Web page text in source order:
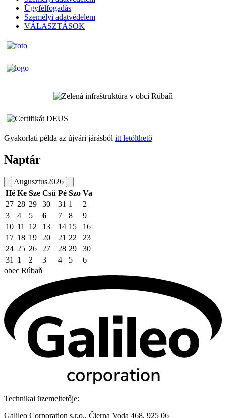
Ügyfélfogadás
Személyi adatvédelem
VÁLASZTÁSOK
Gyakorlati példa az újvári járásból itt letölthető
Naptár
Augusztus2026
Hé Ke Sze Csü Pé Szo Va
27 28 29 30 31 1
2
3
4 5 6 7 8
9
10 11 12 13 14 15
16
17 18 19 20 21 22
23
24 25 26 27 28 29
30
31
1 2 3 4 5
6
obec Rúbaň
Technikai üzemeltetője:
Galileo Corporation s.r.o., Čierna Voda 468, 925 06